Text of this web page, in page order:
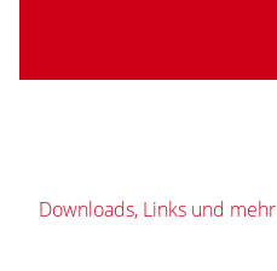
Downloads, Links und mehr